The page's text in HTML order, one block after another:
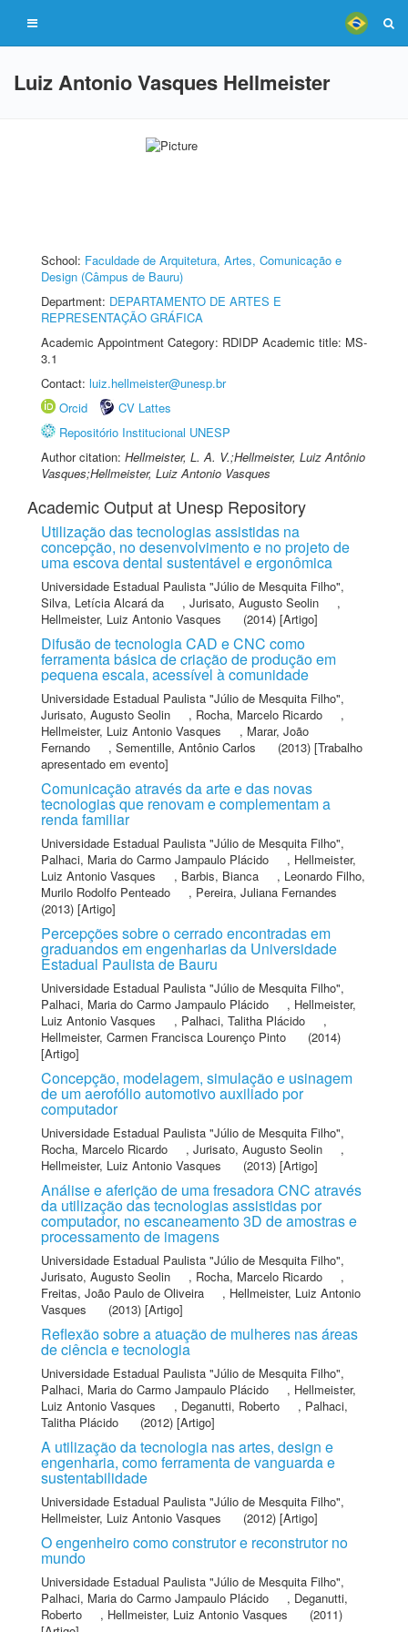
Luiz Antonio Vasques Hellmeister
School: Faculdade de Arquitetura, Artes, Comunicação e
Design (Câmpus de Bauru)
Department: DEPARTAMENTO DE ARTES E
REPRESENTAÇÃO GRÁFICA
Academic Appointment Category: RDIDP Academic title: MS-
3.1
Contact: luiz.hellmeister@unesp.br
Orcid
CV Lattes
Repositório Institucional UNESP
Author citation: Hellmeister, L. A. V.;Hellmeister, Luiz Antônio
Vasques;Hellmeister, Luiz Antonio Vasques
Academic Output at Unesp Repository
Utilização das tecnologias assistidas na
concepção, no desenvolvimento e no projeto de
uma escova dental sustentável e ergonômica
Universidade Estadual Paulista "Júlio de Mesquita Filho",
Silva, Letícia Alcará da
, Jurisato, Augusto Seolin
,
Hellmeister, Luiz Antonio Vasques
(2014) [Artigo]
Difusão de tecnologia CAD e CNC como
ferramenta básica de criação de produção em
pequena escala, acessível à comunidade
Universidade Estadual Paulista "Júlio de Mesquita Filho",
Jurisato, Augusto Seolin
, Rocha, Marcelo Ricardo
,
Hellmeister, Luiz Antonio Vasques
, Marar, João
Fernando
, Sementille, Antônio Carlos
(2013) [Trabalho
apresentado em evento]
Comunicação através da arte e das novas
tecnologias que renovam e complementam a
renda familiar
Universidade Estadual Paulista "Júlio de Mesquita Filho",
Palhaci, Maria do Carmo Jampaulo Plácido
, Hellmeister,
Luiz Antonio Vasques
, Barbis, Bianca , Leonardo Filho,
Murilo Rodolfo Penteado
, Pereira, Juliana Fernandes
(2013) [Artigo]
Percepções sobre o cerrado encontradas em
graduandos em engenharias da Universidade
Estadual Paulista de Bauru
Universidade Estadual Paulista "Júlio de Mesquita Filho",
Palhaci, Maria do Carmo Jampaulo Plácido
, Hellmeister,
Luiz Antonio Vasques
, Palhaci, Talitha Plácido
,
Hellmeister, Carmen Francisca Lourenço Pinto
(2014)
[Artigo]
Concepção, modelagem, simulação e usinagem
de um aerofólio automotivo auxiliado por
computador
Universidade Estadual Paulista "Júlio de Mesquita Filho",
Rocha, Marcelo Ricardo
, Jurisato, Augusto Seolin
,
Hellmeister, Luiz Antonio Vasques
(2013) [Artigo]
Análise e aferição de uma fresadora CNC através
da utilização das tecnologias assistidas por
computador, no escaneamento 3D de amostras e
processamento de imagens
Universidade Estadual Paulista "Júlio de Mesquita Filho",
Jurisato, Augusto Seolin
, Rocha, Marcelo Ricardo
,
Freitas, João Paulo de Oliveira
, Hellmeister, Luiz Antonio
Vasques
(2013) [Artigo]
Reflexão sobre a atuação de mulheres nas áreas
de ciência e tecnologia
Universidade Estadual Paulista "Júlio de Mesquita Filho",
Palhaci, Maria do Carmo Jampaulo Plácido
, Hellmeister,
Luiz Antonio Vasques
, Deganutti, Roberto , Palhaci,
Talitha Plácido
(2012) [Artigo]
A utilização da tecnologia nas artes, design e
engenharia, como ferramenta de vanguarda e
sustentabilidade
Universidade Estadual Paulista "Júlio de Mesquita Filho",
Hellmeister, Luiz Antonio Vasques
(2012) [Artigo]
O engenheiro como construtor e reconstrutor no
mundo
Universidade Estadual Paulista "Júlio de Mesquita Filho",
Palhaci, Maria do Carmo Jampaulo Plácido
, Deganutti,
Roberto
, Hellmeister, Luiz Antonio Vasques
(2011)